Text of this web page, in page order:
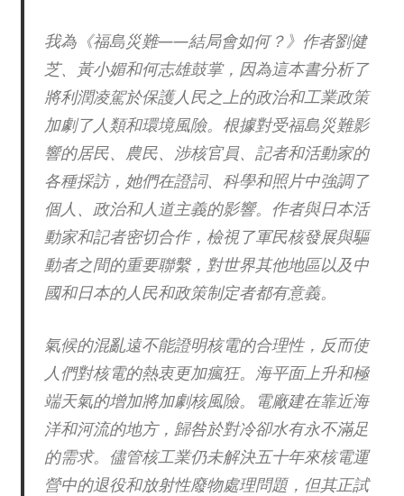
我為《福島災難——結局會如何？》作者劉健
芝、黃小媚和何志雄鼓掌，因為這本書分析了
將利潤凌駕於保護人民之上的政治和工業政策
加劇了人類和環境風險。根據對受福島災難影
響的居民、農民、涉核官員、記者和活動家的
各種採訪，她們在證詞、科學和照片中強調了
個人、政治和人道主義的影響。作者與日本活
動家和記者密切合作，檢視了軍民核發展與驅
動者之間的重要聯繫，對世界其他地區以及中
國和日本的人民和政策制定者都有意義。
氣候的混亂遠不能證明核電的合理性，反而使
人們對核電的熱衷更加瘋狂。海平面上升和極
端天氣的增加將加劇核風險。電廠建在靠近海
洋和河流的地方，歸咎於對冷卻水有永不滿足
的需求。儘管核工業仍未解決五十年來核電運
營中的退役和放射性廢物處理問題，但其正試